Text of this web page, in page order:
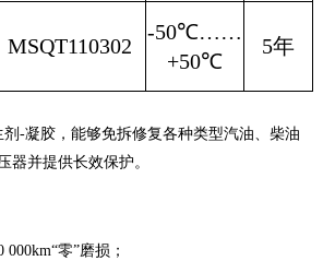
MSQT110302
-50℃……
+50℃
5年
剂-凝胶，能够免拆修复各种类型汽油、柴油
器并提供长效保护。
零”磨损；